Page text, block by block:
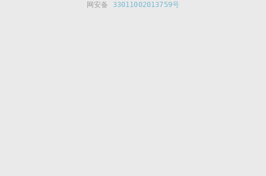
网安备 33011002013759号